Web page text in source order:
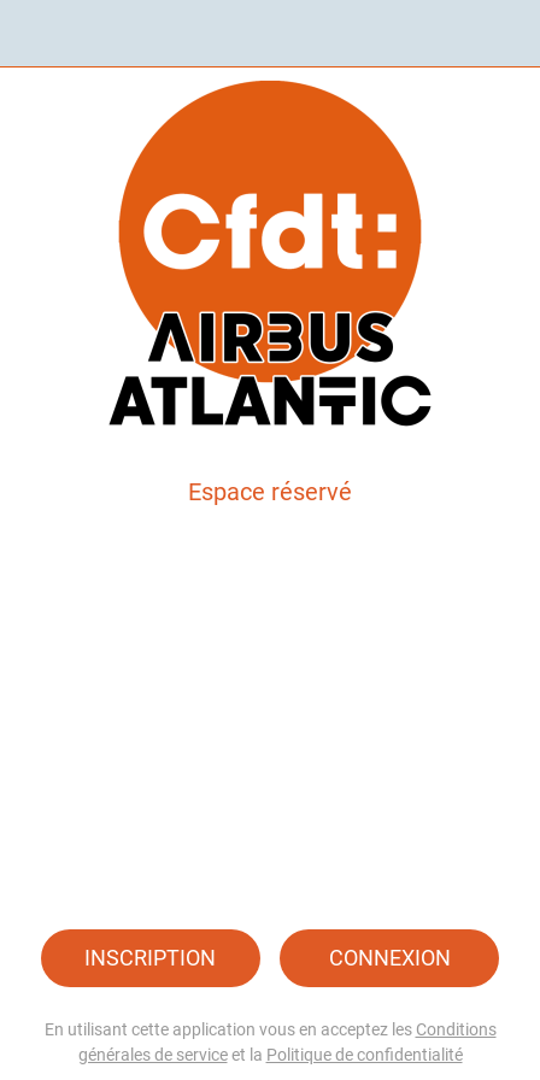
Espace réservé
INSCRIPTION CONNEXION
En utilisant cette application vous en acceptez les Conditions
générales de serviceet la Politique de confidentialité